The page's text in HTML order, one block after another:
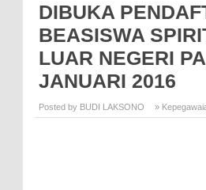
DIBUKA
BEASISWA
LUAR NEGERI
JANUARI 2016
Posted by BUDI LAKSONO »